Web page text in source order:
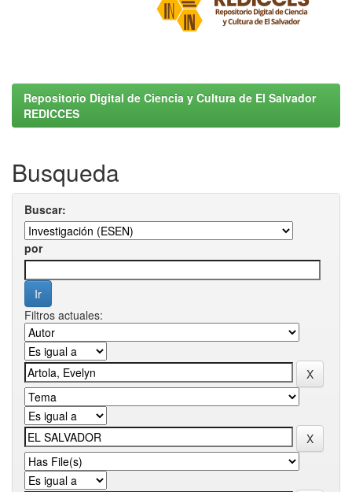
Repositorio Digital de Ciencia y Cultura de El Salvador
REDICCES
Busqueda
Buscar:
por
Filtros actuales: